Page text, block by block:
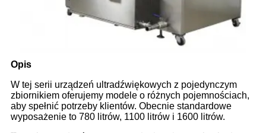
Opis
W tej serii urządzeń ultradźwiękowych z pojedynczym
zbiornikiem oferujemy modele o różnych pojemnościach,
aby spełnić potrzeby klientów. Obecnie standardowe
wyposażenie to 780 litrów, 1100 litrów i 1600 litrów.